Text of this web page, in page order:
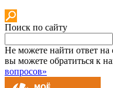
Поиск по сайту
Не можете найти ответ
вы можете обратиться к
вопросов»